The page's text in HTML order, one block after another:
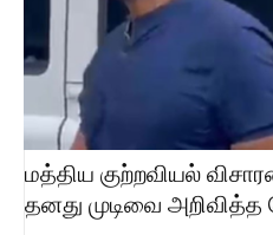
மத்திய குற்றவியல்
தனது முடிவை